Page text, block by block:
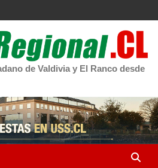
de Valdivia y El Ranco desde